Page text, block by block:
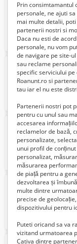
Prin consimtamantul
personale, ne ajuti
mai multe detalii,
partenerii nostri si
Daca nu esti de
personale, nu vom
de navigare pe site-
sau reclame
specific serviciului pe
Roanunt.ro si
tau iar el nu este
Partenerii nostri pot
pentru cu unul sau
accesarea
reclamelor de bază,
personalizate,
unui profil de
personalizat,
măsurarea
de piață pentru a
dezvoltarea și
multe dintre
precise de
dispozitivului pentru
Puteti oricand sa va
vizitand urmatoarea
Cativa dintre